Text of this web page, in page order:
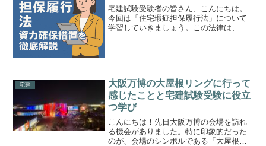
明義務まで例題でマスター
宅建試験受験者の皆さん、こんにちは。
今回は「住宅瑕疵担保履行法」について
学習していきましょう。この法律は、宅
宅建
大阪万博の大屋根リングに行って
感じたことと宅建試験受験に役立
つ学び
こんにちは！先日大阪万博の会場を訪れ
る機会がありました。特に印象的だった
のが、会場のシンボルである「大屋根リ